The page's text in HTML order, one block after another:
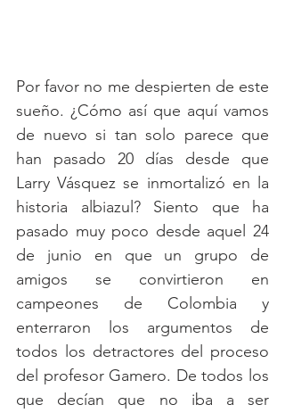
Por favor no me despierten de este
sueño. ¿Cómo así que aquí vamos
de nuevo si tan solo parece que
han pasado 20 días desde que
Larry Vásquez se inmortalizó en la
historia albiazul? Siento que ha
pasado muy poco desde aquel 24
de junio en que un grupo de
amigos se convirtieron en
campeones de Colombia y
enterraron los argumentos de
todos los detractores del proceso
del profesor Gamero. De todos los
que decían que no iba a ser